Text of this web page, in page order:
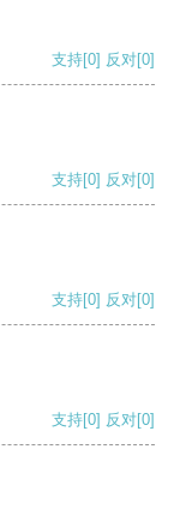
支持[0] 反对[0]
支持[0] 反对[0]
支持[0] 反对[0]
支持[0] 反对[0]